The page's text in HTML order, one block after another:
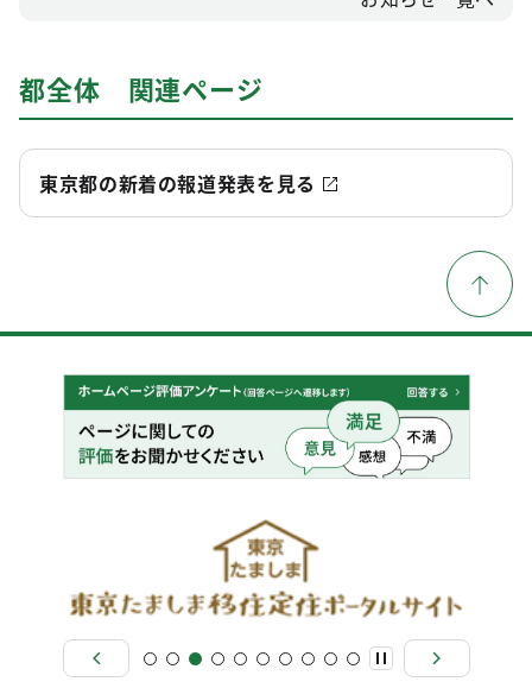
都全体 関連ページ
東京都の新着の報道発表を見る